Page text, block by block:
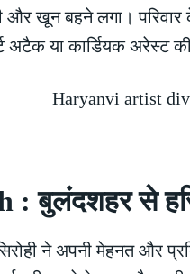
और खून बहने लगा।
अटैक या कार्डियक अरेस्ट
बुलंदशहर से
ने अपनी मेहनत और